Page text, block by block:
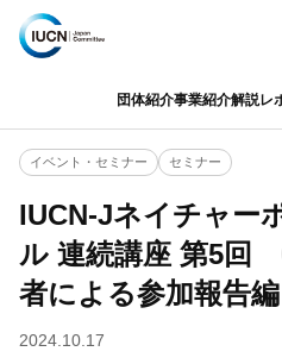
団体紹介事業紹介解説レ
イベント・セミナー セミナー
IUCN-Jネイチャー
ル 連続講座 第5回
者による参加報告編
2024.10.17